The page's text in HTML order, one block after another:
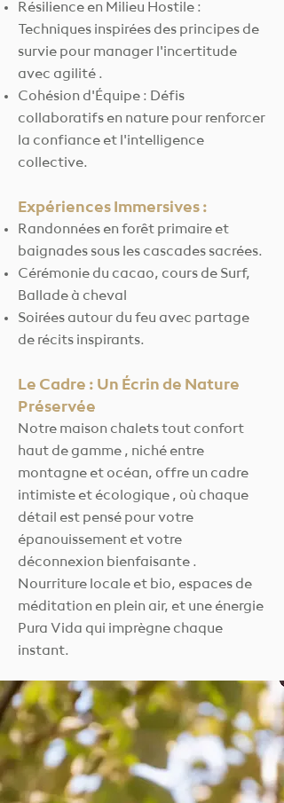
Résilience en Milieu Hostile :
Techniques inspirées des principes de
survie pour manager l'incertitude
avec agilité .
Cohésion d'Équipe : Défis
collaboratifs en nature pour renforcer
la confiance et l'intelligence
collective.
Expériences Immersives :
Randonnées en forêt primaire et
baignades sous les cascades sacrées.
Cérémonie du cacao, cours de Surf,
Ballade à cheval
Soirées autour du feu avec partage
de récits inspirants.
Le Cadre : Un Écrin de Nature
Préservée
Notre maison chalets tout confort
haut de gamme , niché entre
montagne et océan, offre un cadre
intimiste et écologique , où chaque
détail est pensé pour votre
épanouissement et votre
déconnexion bienfaisante .
Nourriture locale et bio, espaces de
méditation en plein air, et une énergie
Pura Vida qui imprègne chaque
instant.